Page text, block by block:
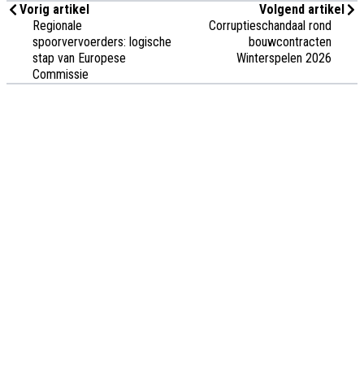
Vorig artikel
Regionale
spoorvervoerders: logische
stap van Europese
Commissie
Volgend artikel
Corruptieschandaal rond
bouwcontracten
Winterspelen 2026